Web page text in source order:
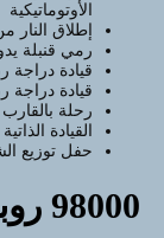
الأوتوماتيكية
إطلاق
رمي قنبلة
قيادة دراجة
قيادة دراجة
رحلة بالقارب
القيادة
حفل توزيع
98000 روبل